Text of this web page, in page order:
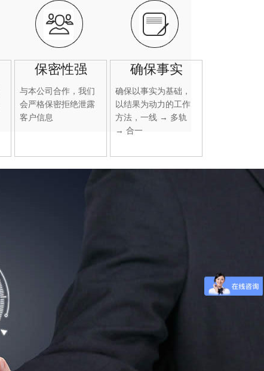
保密性强
与本公司合作，我们
会严格保密拒绝泄露
客户信息
确保事实
确保以事实为基础，
以结果为动力的工作
方法，一线 → 多轨
→ 合一